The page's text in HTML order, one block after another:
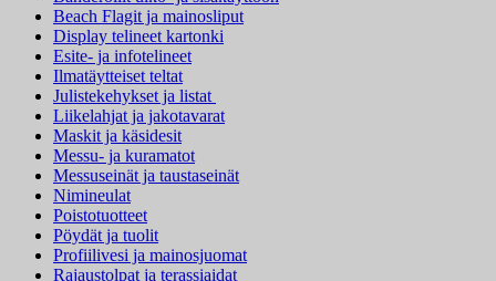
Beach Flagit ja mainosliput
Display telineet kartonki
Esite- ja infotelineet
Ilmatäytteiset teltat
Julistekehykset ja listat
Liikelahjat ja jakotavarat
Maskit ja käsidesit
Messu- ja kuramatot
Messuseinät ja taustaseinät
Nimineulat
Poistotuotteet
Pöydät ja tuolit
Profiilivesi ja mainosjuomat
Rajaustolpat ja terassiaidat